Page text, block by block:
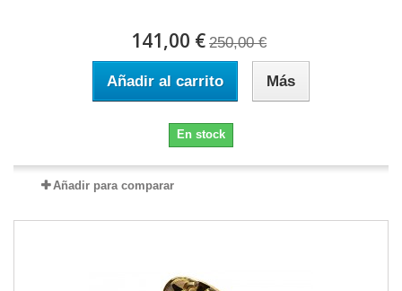
141,00 € 250,00 €
Añadir al carrito Más
En stock
Añadir para comparar